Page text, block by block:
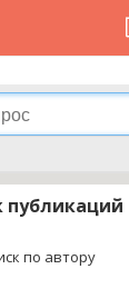
публикаций
по автору